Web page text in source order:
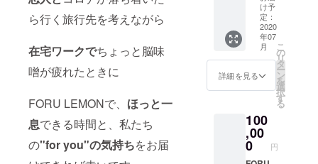
ら行く旅行先を考えながら
在宅ワークでちょっと脳味
噌が疲れたときに
FORU LEMONで、 ほっと一
息できる時間と、私たち
の"for you"の気持ちをお届
用期限
は2021
年3月ま
で *バー
スデー
ケーキ
のご用
能です *
には東
京23区
内にお
届けし
【10~3
0名規
模】 *ご
利用期
限は
2021年
3月まで
*ホーム
やイベ
ント、
懇親会
などの
け予
定：
2020
年07
月
詳細を見る
こ
の
リ
タ
ー
ン
を
選
択
す
る
100
,00
0 円